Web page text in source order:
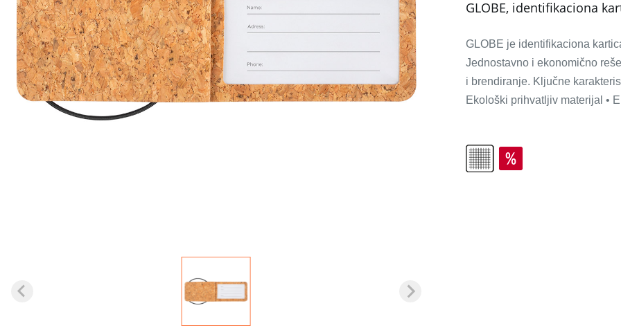
GLOBE, identifikaciona
GLOBE je identifikaciona
Jednostavno i ekonomično
i brendiranje. Ključne
Ekološki prihvatljiv materijal •